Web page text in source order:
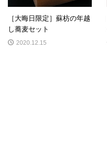
［大晦日限定］蘇枋の年越
し蕎麦セット
2020.12.15